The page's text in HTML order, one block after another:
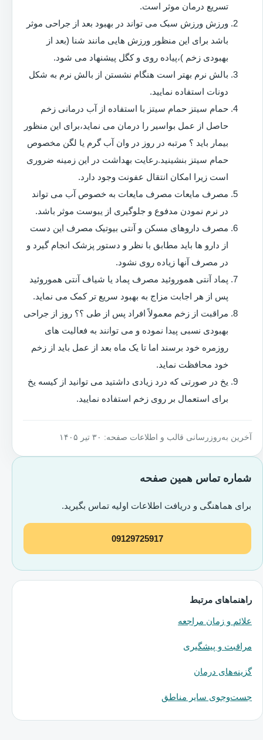
تسریع درمان موثر است.
ورزش ورزش سبک می تواند در بهبود بعد از جراحی موثر
باشد برای این منظور ورزش هایی مانند شنا (بعد از
بهبودی زخم )،پیاده روی و کگل پیشنهاد می شود.
بالش نرم بهتر است هنگام نشستن از بالش نرم به شکل
دونات استفاده نمایید.
حمام سیتز حمام سیتز با استفاده از آب درمانی زخم
حاصل از عمل بواسیر را درمان می نماید،برای این منظور
بیمار باید ؟ مرتبه در روز در وان آب گرم یا لگن مخصوص
حمام سیتز بنشینید.رعایت بهداشت در این زمینه ضروری
است زیرا امکان انتقال عفونت وجود دارد.
مصرف مایعات مصرف مایعات به خصوص آب می تواند
در نرم نمودن مدفوع و جلوگیری از یبوست موثر باشد.
مصرف داروهای مسکن و آنتی بیوتیک مصرف این دست
از دارو ها باید مطابق با نظر و دستور پزشک انجام گیرد و
در مصرف آنها زیاده روی نشود.
پماد آنتی هموروئید مصرف پماد یا شیاف آنتی هموروئید
پس از هر اجابت مزاج به بهبود سریع تر کمک می نماید.
مراقبت از زخم معمولاً افراد پس از طی ؟؟ روز از جراحی
بهبودی نسبی پیدا نموده و می توانند به فعالیت های
روزمره خود برسند اما تا یک ماه بعد از عمل باید از زخم
خود محافظت نماید.
یخ در صورتی که درد زیادی داشتید می توانید از کیسه یخ
برای استعمال بر روی زخم استفاده نمایید.
آخرین به‌روزرسانی قالب و اطلاعات صفحه: ۳۰ تیر ۱۴۰۵
شماره تماس همین صفحه
برای هماهنگی و دریافت اطلاعات اولیه تماس بگیرید.
09129725917
راهنماهای مرتبط
علائم و زمان مراجعه
مراقبت و پیشگیری
گزینه‌های درمان
جست‌وجوی سایر مناطق